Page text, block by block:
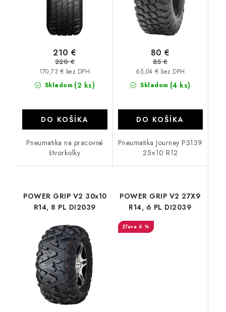
Skladom (2 ks)
170,73 € bez DPH
210 €
220 €
DO KOŠÍKA
Pneumatika na pracovné
štvorkolky
Skladom (4 ks)
65,04 € bez DPH
80 €
85 €
DO KOŠÍKA
Pneumatika Journey P3139
25×10 R12
POWER GRIP V2 30x10
R14, 8 PL DI2039
POWER GRIP V2 27X9
R14, 6 PL DI2039
6 %